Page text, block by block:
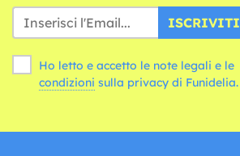
ISCRIVITI
Ho letto e accetto le note legali e le
condizioni sulla privacy di Funidelia.